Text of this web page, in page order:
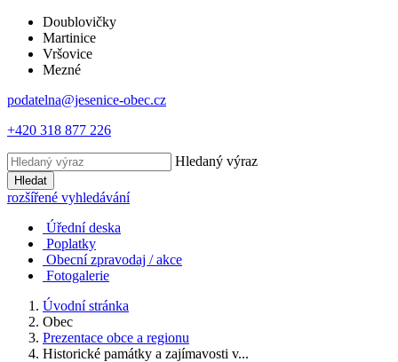
Doublovičky
Martinice
Vršovice
Mezné
podatelna@jesenice-obec.cz
+420 318 877 226
Hledaný výraz
Hledat
rozšířené vyhledávání
Úřední deska
Poplatky
Obecní zpravodaj / akce
Fotogalerie
Úvodní stránka
Obec
Prezentace obce a regionu
Historické památky a zajímavosti v...